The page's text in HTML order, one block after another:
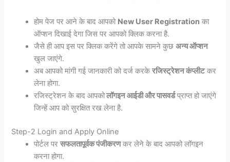
होम पेज पर आने के बाद आपको New User Registration का
ऑप्शन दिखाई देगा जिस पर आपको क्लिक करना है.
जैसे ही आप इस पर क्लिक करेंगे तो आपके सामने कुछअन्य ऑप्शन
खुल जाएंगे.
अब आपको मांगी गई जानकारी को दर्ज करकेरजिस्ट्रेशन कंप्लीटकर
लेना होगा.
रजिस्ट्रेशन के बाद आपकोलॉगइन आईडी और पासवर्डप्राप्त हो जाएंगे
जिन्हें आप को सुरक्षित रख लेना है.
Step-2 Login and Apply Online
पोर्टल परसफलतापूर्वक पंजीकरणकर लेने के बाद आपको लॉगइन
करना होगा.